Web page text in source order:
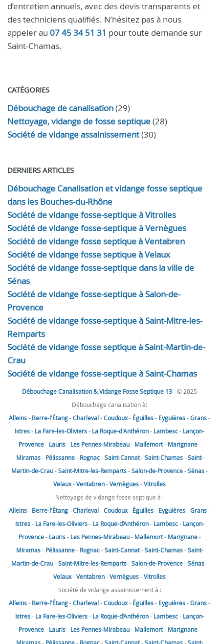
d’entretien annuels, avec des devis transparents et
des techniciens qualifiés. N’hésitez pas à nous
appeler au 07 45 34 51 31 pour toute demande sur
Saint-Chamas.
CATÉGORIES
Débouchage de canalisation(29)
Nettoyage, vidange de fosse septique(28)
Société de vidange assainissement(30)
DERNIERS ARTICLES
Débouchage Canalisation et vidange fosse septique
dans les Bouches-du-Rhône
Société de vidange fosse-septique à Vitrolles
Société de vidange fosse-septique à Vernègues
Société de vidange fosse septique à Ventabren
Société de vidange fosse septique à Velaux
Société de vidange fosse-septique dans la ville de
Sénas
Société de vidange fosse-septique à Salon-de-
Provence
Société de vidange fosse-septique à Saint-Mitre-les-
Remparts
Société de vidange fosse septique à Saint-Martin-de-
Crau
Société de vidange fosse-septique à Saint-Chamas
Débouchage Canalisation & Vidange Fosse Septique 13- © 2025
Débouchage canalisation à:
Alleins- Berre-l'Étang-Charleval-Coudoux- Éguilles- Eyguières-Grans-
Istres- La Fare-les-Oliviers- La Roque-d'Anthéron- Lambesc- Lançon-
Provence- Lauris- Les Pennes-Mirabeau- Mallemort- Marignane-
Miramas- Pélissanne- Rognac-Saint-Cannat-Saint-Chamas-Saint-
Martin-de-Crau-Saint-Mitre-les-Remparts-Salon-de-Provence-Sénas-
Velaux-Ventabren-Vernègues-Vitrolles
Nettoyage de vidange fosse septique à :
Alleins- Berre-l'Étang-Charleval-Coudoux- Éguilles- Eyguières-Grans-
Istres- La Fare-les-Oliviers- La Roque-d’Anthéron- Lambesc- Lançon-
Provence- Lauris- Les Pennes-Mirabeau- Mallemort- Marignane-
Miramas- Pélissanne- Rognac-Saint-Cannat-Saint-Chamas-Saint-
Martin-de-Crau-Saint-Mitre-les-Remparts-Salon-de-Provence-Sénas-
Velaux-Ventabren-Vernègues-Vitrolles
Société de vidange assainissement à :
Alleins- Berre-l'Étang-Charleval-Coudoux- Éguilles- Eyguières-Grans-
Istres- La Fare-les-Oliviers- La Roque-d’Anthéron- Lambesc- Lançon-
Provence- Lauris- Les Pennes-Mirabeau- Mallemort- Marignane-